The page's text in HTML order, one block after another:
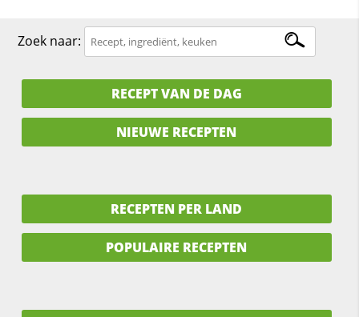
Zoek naar:
RECEPT VAN DE DAG
NIEUWE RECEPTEN
RECEPTEN PER LAND
POPULAIRE RECEPTEN